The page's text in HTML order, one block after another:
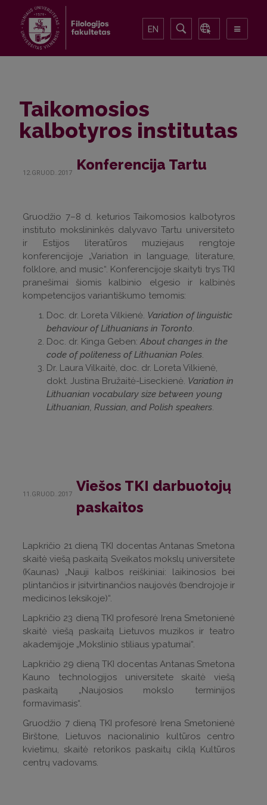
EN
Taikomosios
kalbotyros institutas
12.GRUOD..2017 Konferencija Tartu
Gruodžio 7–8 d. keturios Taikomosios kalbotyros
instituto mokslininkės dalyvavo Tartu universiteto
ir Estijos literatūros muziejaus rengtoje
konferencijoje „Variation in language, literature,
folklore, and music“. Konferencijoje skaityti trys TKI
pranešimai šiomis kalbinio elgesio ir kalbinės
kompetencijos variantiškumo temomis:
Doc. dr. Loreta Vilkienė. Variation of linguistic
behaviour of Lithuanians in Toronto
Doc. dr. Kinga Geben: About changes in the
code of politeness of Lithuanian Poles
Dr. Laura Vilkaitė, doc. dr. Loreta Vilkienė,
dokt. Justina Bružaitė-Liseckienė. Variation in
Lithuanian vocabulary size between young
Lithuanian, Russian, and Polish speakers
11.GRUOD..2017 Viešos TKI darbuotojų
paskaitos
Lapkričio 21 dieną TKI docentas Antanas Smetona
skaitė viešą paskaitą Sveikatos mokslų universitete
(Kaunas) „Nauji kalbos reiškiniai: laikinosios bei
plintančios ir įsitvirtinančios naujovės (bendrojoje ir
medicinos leksikoje)“.
Lapkričio 23 dieną TKI profesorė Irena Smetonienė
skaitė viešą paskaitą Lietuvos muzikos ir teatro
akademijoje „Mokslinio stiliaus ypatumai“.
Lapkričio 29 dieną TKI docentas Antanas Smetona
Kauno technologijos universitete skaitė viešą
paskaitą „Naujosios mokslo terminijos
formavimasis“.
Gruodžio 7 dieną TKI profesorė Irena Smetonienė
Birštone, Lietuvos nacionalinio kultūros centro
kvietimu, skaitė retorikos paskaitų ciklą Kultūros
centrų vadovams.